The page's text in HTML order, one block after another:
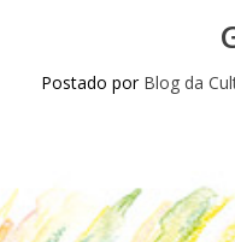
Postado por Blog da